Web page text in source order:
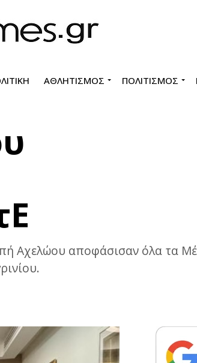
ΑΘΛΗΤΙΣΜΌΣ ΠΟΛΙΤΙΣΜΌΣ
Αχελώου αποφάσισαν όλα τα